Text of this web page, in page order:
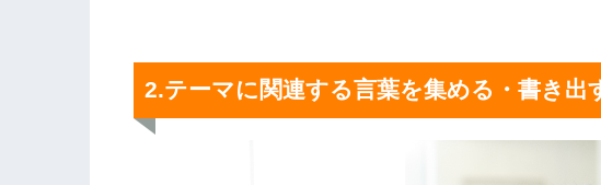
2.テーマに関連する言葉を集める・書き出